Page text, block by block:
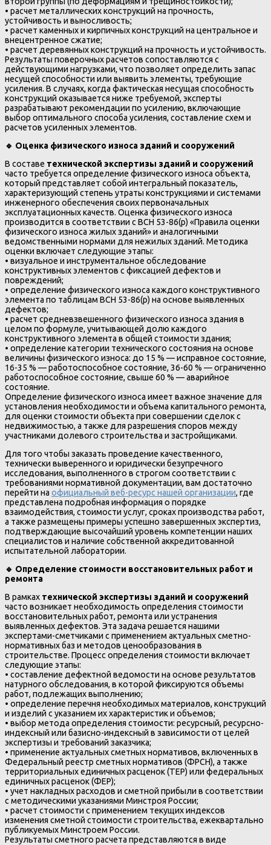
• расчет металлических конструкций на прочность,
устойчивость и выносливость;
• расчет каменных и кирпичных конструкций на центральное и
внецентренное сжатие;
• расчет деревянных конструкций на прочность и устойчивость.
Результаты поверочных расчетов сопоставляются с
действующими нагрузками, что позволяет определить запас
несущей способности или выявить элементы, требующие
усиления. В случаях, когда фактическая несущая способность
конструкций оказывается ниже требуемой, эксперты
разрабатывают рекомендации по усилению, включающие
выбор оптимального способа усиления, составление схем и
расчетов усиленных элементов.
🔹 Оценка физического износа зданий и сооружений
В составе технической экспертизы зданий и сооружений
часто требуется определение физического износа объекта,
который представляет собой интегральный показатель,
характеризующий степень утраты конструкциями и системами
инженерного обеспечения своих первоначальных
эксплуатационных качеств. Оценка физического износа
производится в соответствии с ВСН 53-86(р) «Правила оценки
физического износа жилых зданий» и аналогичными
ведомственными нормами для нежилых зданий. Методика
оценки включает следующие этапы:
• визуальное и инструментальное обследование
конструктивных элементов с фиксацией дефектов и
повреждений;
• определение физического износа каждого конструктивного
элемента по таблицам ВСН 53-86(р) на основе выявленных
дефектов;
• расчет средневзвешенного физического износа здания в
целом по формуле, учитывающей долю каждого
конструктивного элемента в общей стоимости здания;
• определение категории технического состояния на основе
величины физического износа: до 15 % — исправное состояние,
16-35 % — работоспособное состояние, 36-60 % — ограниченно
работоспособное состояние, свыше 60 % — аварийное
состояние.
Определение физического износа имеет важное значение для
установления необходимости и объема капитального ремонта,
для оценки стоимости объекта при совершении сделок с
недвижимостью, а также для разрешения споров между
участниками долевого строительства и застройщиками.
Для того чтобы заказать проведение качественного,
технически выверенного и юридически безупречного
исследования, выполненного в строгом соответствии с
требованиями нормативной документации, вам достаточно
перейти на официальный веб-ресурс нашей организации, где
представлена подробная информация о порядке
взаимодействия, стоимости услуг, сроках производства работ,
а также размещены примеры успешно завершенных экспертиз,
подтверждающие высочайший уровень компетенции наших
специалистов и наличие собственной аккредитованной
испытательной лаборатории.
🔹 Определение стоимости восстановительных работ и
ремонта
В рамках технической экспертизы зданий и сооружений
часто возникает необходимость определения стоимости
восстановительных работ, ремонта или устранения
выявленных дефектов. Эта задача решается нашими
экспертами-сметчиками с применением актуальных сметно-
нормативных баз и методов ценообразования в
строительстве. Процесс определения стоимости включает
следующие этапы:
• составление дефектной ведомости на основе результатов
натурного обследования, в которой фиксируются объемы
работ, подлежащих выполнению;
• определение перечня необходимых материалов, конструкций
и изделий с указанием их характеристик и объемов;
• выбор метода определения стоимости: ресурсный, ресурсно-
индексный или базисно-индексный в зависимости от целей
экспертизы и требований заказчика;
• применение актуальных сметных нормативов, включенных в
Федеральный реестр сметных нормативов (ФРСН), а также
территориальных единичных расценок (ТЕР) или федеральных
единичных расценок (ФЕР);
• учет накладных расходов и сметной прибыли в соответствии
с методическими указаниями Минстроя России;
• расчет стоимости с применением текущих индексов
изменения сметной стоимости строительства, ежеквартально
публикуемых Минстроем России.
Результаты сметного расчета представляются в виде